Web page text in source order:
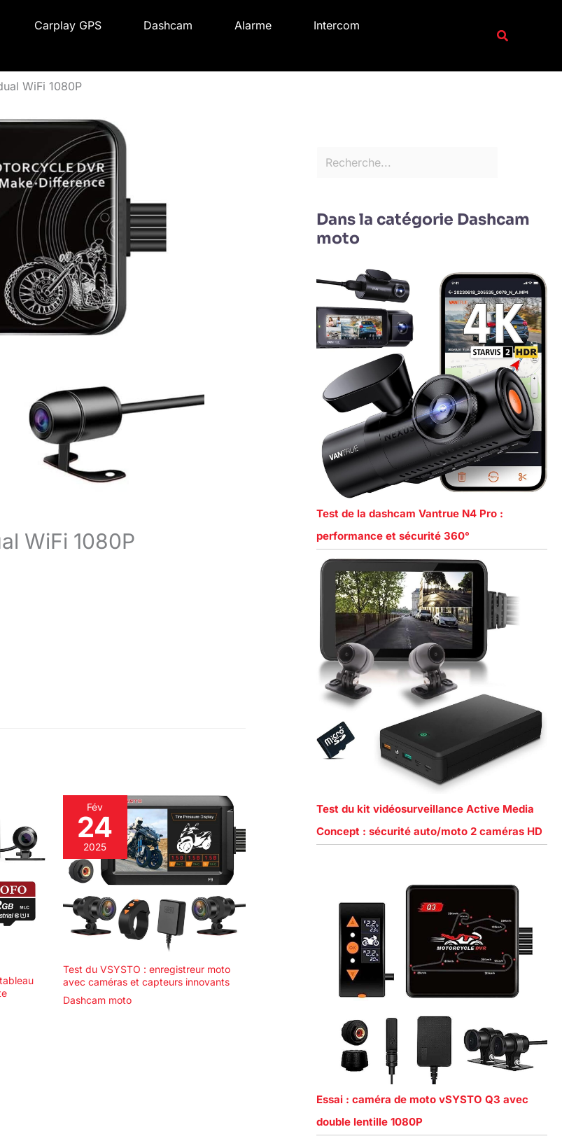
Carplay GPS Dashcam Alarme
Intercom
WiFi 1080P
WiFi 1080P
Fév
24
2025
Test du VSYSTO : enregistreur moto
avec caméras et capteurs innovants
Dashcam moto
e
rDans la catégorie Dashcam
moto
Test de la dashcam Vantrue N4 Pro :
performance et sécurité 360°
Test du kit vidéosurveillance Active Media
Concept : sécurité auto/moto 2 caméras HD
Essai : caméra de moto vSYSTO Q3 avec
double lentille 1080P